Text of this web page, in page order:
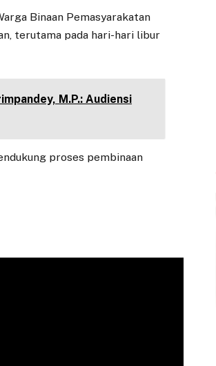
Binaan Pemasyarakatan
terutama pada hari-hari libur
M.P.: Audiensi
proses pembinaan